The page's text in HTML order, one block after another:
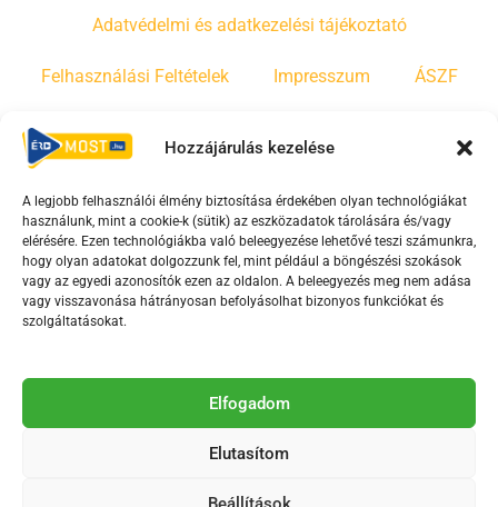
Hozzájárulás kezelése
A legjobb felhasználói élmény biztosítása érdekében olyan technológiákat
használunk, mint a cookie-k (sütik) az eszközadatok tárolására és/vagy
elérésére. Ezen technológiákba való beleegyezése lehetővé teszi számunkra,
hogy olyan adatokat dolgozzunk fel, mint például a böngészési szokások
vagy az egyedi azonosítók ezen az oldalon. A beleegyezés meg nem adása
vagy visszavonása hátrányosan befolyásolhat bizonyos funkciókat és
szolgáltatásokat.
Elfogadom
Elutasítom
Adatvédelmi és adatkezelési tájékoztató
Felhasználási Feltételek Impresszum ÁSZF
Irányelvek
F
a
c
e
b
o
-
Y
o
u
t
u
e
s
T
i
k
t
Az Érd Média médiaszolgáltatási tevékenységét a
Médiatanács a Magyar Média Mecenatúra program